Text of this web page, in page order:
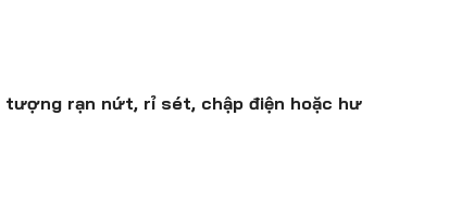
tượng rạn nứt, rỉ sét, chập điện hoặc hư